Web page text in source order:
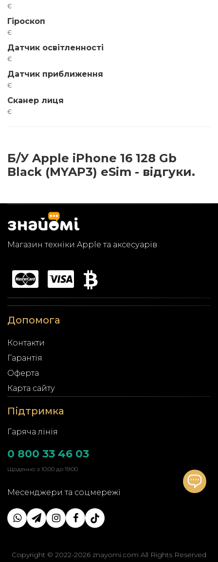
є
Гіроскоп
є
Датчик освітленності
є
Датчик приближення
є
Сканер лиця
є
Б/У Apple iPhone 16 128 Gb
Black (MYAP3) eSim - відгуки.
Магазин техніки Apple та аксесуарів
Допомога
Контакти
Гарантія
Оферта
Карта сайту
Підтримка
Гаряча лінія
0 800 33 46 03
Щоденно з 10:00 до 19:00
Месенджери та соцмережі
Copyright © 2022-2026 znayomi.com All Rights Reserved